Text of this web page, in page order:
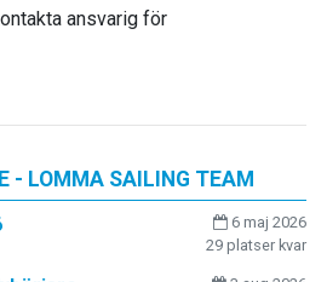
ansvarig för
- LOMMA SAILING TEAM
6 maj 2026
29 platser kvar